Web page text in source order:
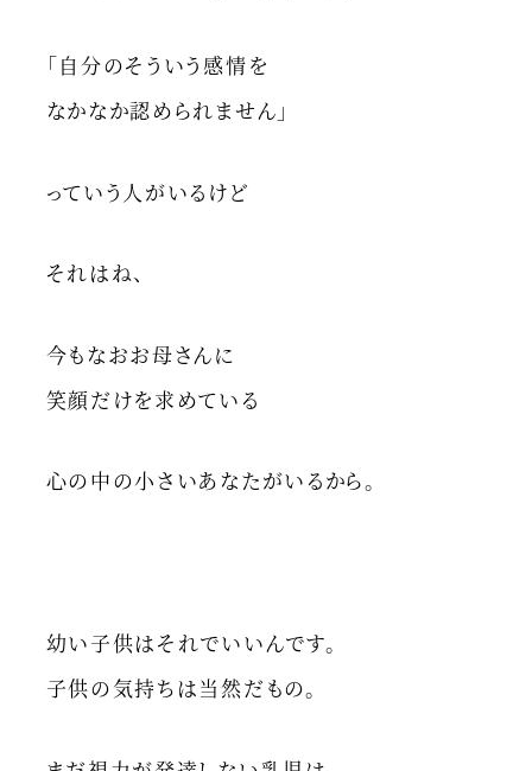
「自分のそういう感情を
なかなか認められません」
っていう人がいるけど
それはね、
今もなおお母さんに
笑顔だけを求めている
心の中の小さいあなたがいるから。
幼い子供はそれでいいんです。
子供の気持ちは当然だもの。